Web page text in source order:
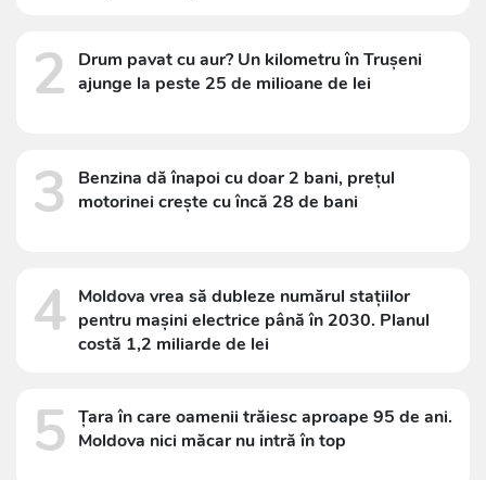
2
Drum pavat cu aur? Un kilometru în Trușeni
ajunge la peste 25 de milioane de lei
3
Benzina dă înapoi cu doar 2 bani, prețul
motorinei crește cu încă 28 de bani
4 Moldova vrea să dubleze numărul stațiilor
pentru mașini electrice până în 2030. Planul
costă 1,2 miliarde de lei
5 Țara în care oamenii trăiesc aproape 95 de ani.
Moldova nici măcar nu intră în top